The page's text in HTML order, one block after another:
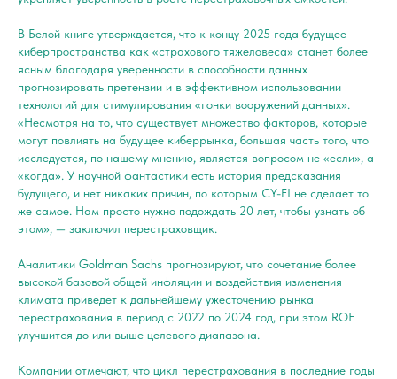
В Белой книге утверждается, что к концу 2025 года будущее
киберпространства как «страхового тяжеловеса» станет более
ясным благодаря уверенности в способности данных
прогнозировать претензии и в эффективном использовании
технологий для стимулирования «гонки вооружений данных».
«Несмотря на то, что существует множество факторов, которые
могут повлиять на будущее киберрынка, большая часть того, что
исследуется, по нашему мнению, является вопросом не «если», а
«когда». У научной фантастики есть история предсказания
будущего, и нет никаких причин, по которым CY-FI не сделает то
же самое. Нам просто нужно подождать 20 лет, чтобы узнать об
этом», — заключил перестраховщик.
Аналитики Goldman Sachs прогнозируют, что сочетание более
высокой базовой общей инфляции и воздействия изменения
климата приведет к дальнейшему ужесточению рынка
перестрахования в период с 2022 по 2024 год, при этом ROE
улучшится до или выше целевого диапазона.
Компании отмечают, что цикл перестрахования в последние годы